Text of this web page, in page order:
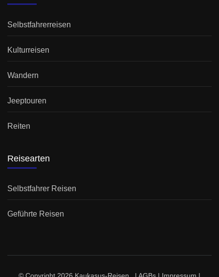
Selbstfahrerreisen
Kulturreisen
Wandern
Jeeptouren
Reiten
Reisearten
Selbstfahrer Reisen
Geführte Reisen
© Copyright 2026 Kaukasus-Reisen . | AGBs | Impressum |